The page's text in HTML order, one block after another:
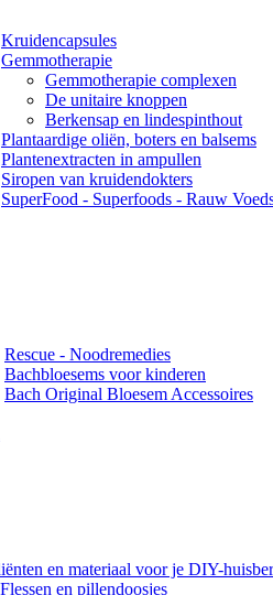
Kruidencapsules
Gemmotherapie
Gemmotherapie complexen
De unitaire knoppen
Berkensap en lindespinthout
Plantaardige oliën, boters en balsems
Plantenextracten in ampullen
Siropen van kruidendokters
SuperFood - Superfoods - Rauw
Rescue - Noodremedies
Bachbloesems voor kinderen
Bach Original Bloesem Accessoires
en materiaal voor je DIY-
Flessen en pillendoosjes